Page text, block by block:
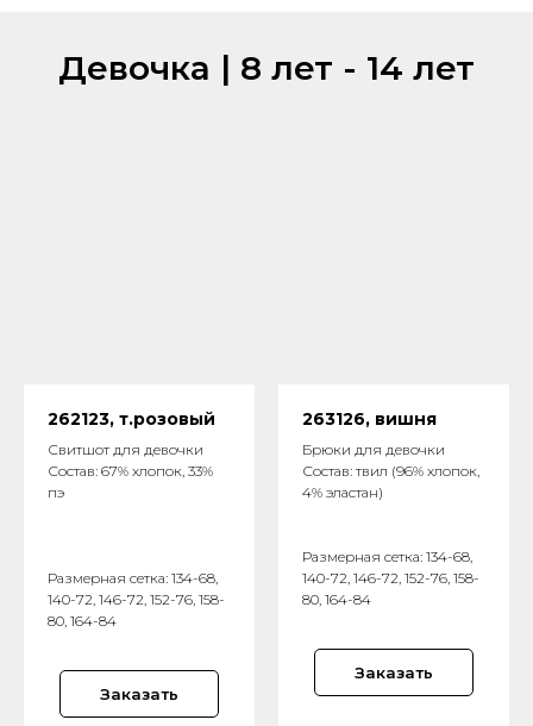
Девочка | 8 лет - 14 лет
262123, т.розовый
Свитшот для девочки
Состав: 67% хлопок, 33%
пэ
Размерная сетка: 134-68,
140-72, 146-72, 152-76, 158-
80, 164-84
Заказать
263126, вишня
Брюки для девочки
Состав: твил (96% хлопок,
4% эластан)
Размерная сетка: 134-68,
140-72, 146-72, 152-76, 158-
80, 164-84
Заказать